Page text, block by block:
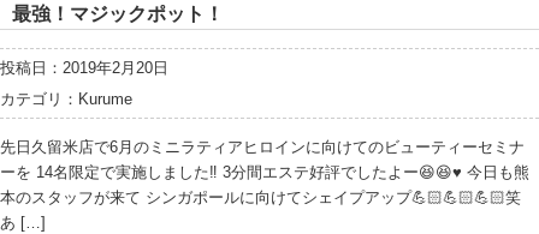
最強！マジックポット！
投稿日：2019年2月20日
カテゴリ： Kurume
先日久留米店で6月のミニラティアヒロインに向けてのビューティーセミナ
ーを 14名限定で実施しました‼️ 3分間エステ好評でしたよー😆😆♥️ 今日も熊
本のスタッフが来て シンガポールに向けてシェイプアップ💪🏻💪🏻💪🏻笑
あ […]